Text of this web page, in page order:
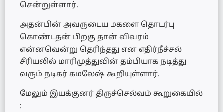
சென்றுள்ளார்.
அதன்பின் அவருடைய மகளை தொடர்பு
கொண்டதன் பிறகு தான் விவரம்
என்னவென்று தெரிந்தது என எதிர்நீச்சல்
சீரியலில் மாரிமுத்துவின் தம்பியாக நடித்து
வரும் நடிகர் கமலேஷ் கூறியுள்ளார்.
மேலும் இயக்குனர் திருச்செல்வம் கூறுகையில்
: